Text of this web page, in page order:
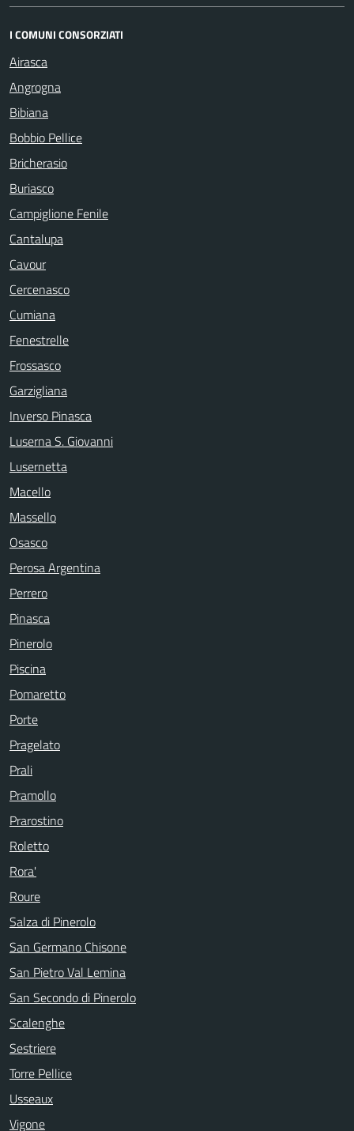
I COMUNI CONSORZIATI
Airasca
Angrogna
Bibiana
Bobbio Pellice
Bricherasio
Buriasco
Campiglione Fenile
Cantalupa
Cavour
Cercenasco
Cumiana
Fenestrelle
Frossasco
Garzigliana
Inverso Pinasca
Luserna S. Giovanni
Lusernetta
Macello
Massello
Osasco
Perosa Argentina
Perrero
Pinasca
Pinerolo
Piscina
Pomaretto
Porte
Pragelato
Prali
Pramollo
Prarostino
Roletto
Rora'
Roure
Salza di Pinerolo
San Germano Chisone
San Pietro Val Lemina
San Secondo di Pinerolo
Scalenghe
Sestriere
Torre Pellice
Usseaux
Vigone